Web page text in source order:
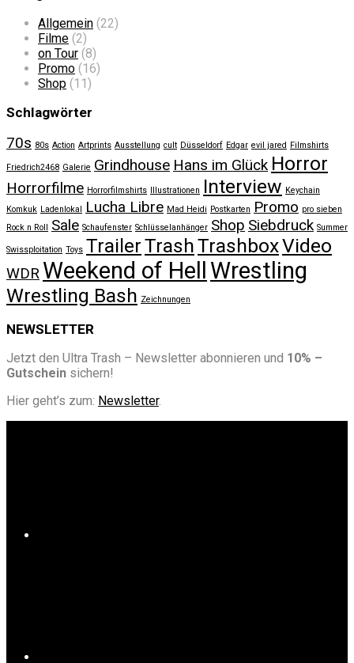
Allgemein (22)
Filme (2)
on Tour (8)
Promo (16)
Shop (11)
Schlagwörter
70s 80s Action Artprints Ausstellung cult Düsseldorf Edgar evil jared Filmshirts
Friedrich2468 Galerie Grindhouse Hans im Glück Horror
Horrorfilme Horrorfilmshirts Illustrationen Interview Keychain
Komkuk Ladenlokal Lucha Libre Mad Heidi Postkarten Promo pro sieben
Rock n Roll
Sale Schaufenster Schlüsselanhänger Shop Siebdruck Summer
Swissploitation Toys TrailerTrashTrashboxVideo
WDR Weekend of Hell Wrestling
Wrestling Bash Zeichnungen
NEWSLETTER
Jetzt den Ultra Trash – Newsletter abonnieren und 10% –
Gutschein sichern!
Hier geht’s zum: Newsletter.